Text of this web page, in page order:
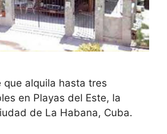
alquila hasta tres
en Playas del Este, la
de La Habana, Cuba.